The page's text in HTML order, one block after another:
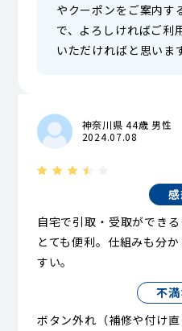
やクーポンをご案内す
で、よろしければご利
いただければと思いま
神奈川県 44歳 男性
2024.07.08
自宅で引取・受取ができ
とても便利。仕組みも分
すい。
不
ボタン外れ（補修や付け